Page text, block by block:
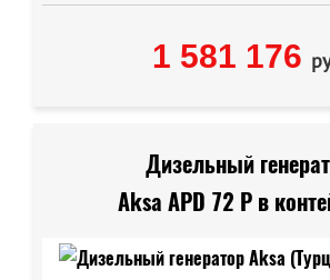
1 581 176
Дизельный
Aksa APD 72 P в